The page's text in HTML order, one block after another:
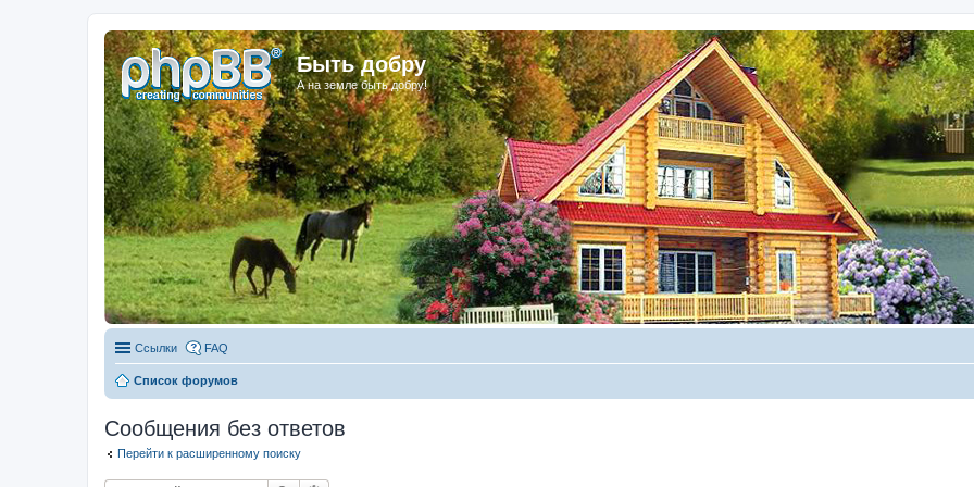
Быть добру
А на земле быть добру!
Ссылки FAQ
Список форумов
Сообщения без ответов
Перейти к расширенному поиску